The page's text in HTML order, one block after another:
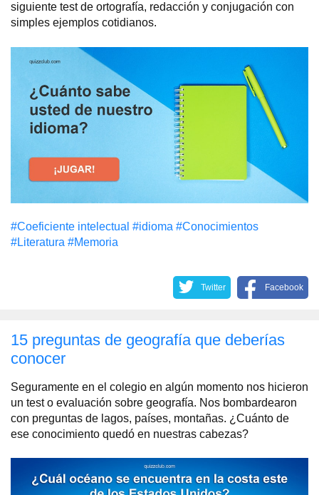
siguiente test de ortografía, redacción y conjugación con
simples ejemplos cotidianos.
#Coeficiente intelectual #idioma #Conocimientos
#Literatura #Memoria
Twitter Facebook
15 preguntas de geografía que deberías
conocer
Seguramente en el colegio en algún momento nos hicieron
un test o evaluación sobre geografía. Nos bombardearon
con preguntas de lagos, países, montañas. ¿Cuánto de
ese conocimiento quedó en nuestras cabezas?